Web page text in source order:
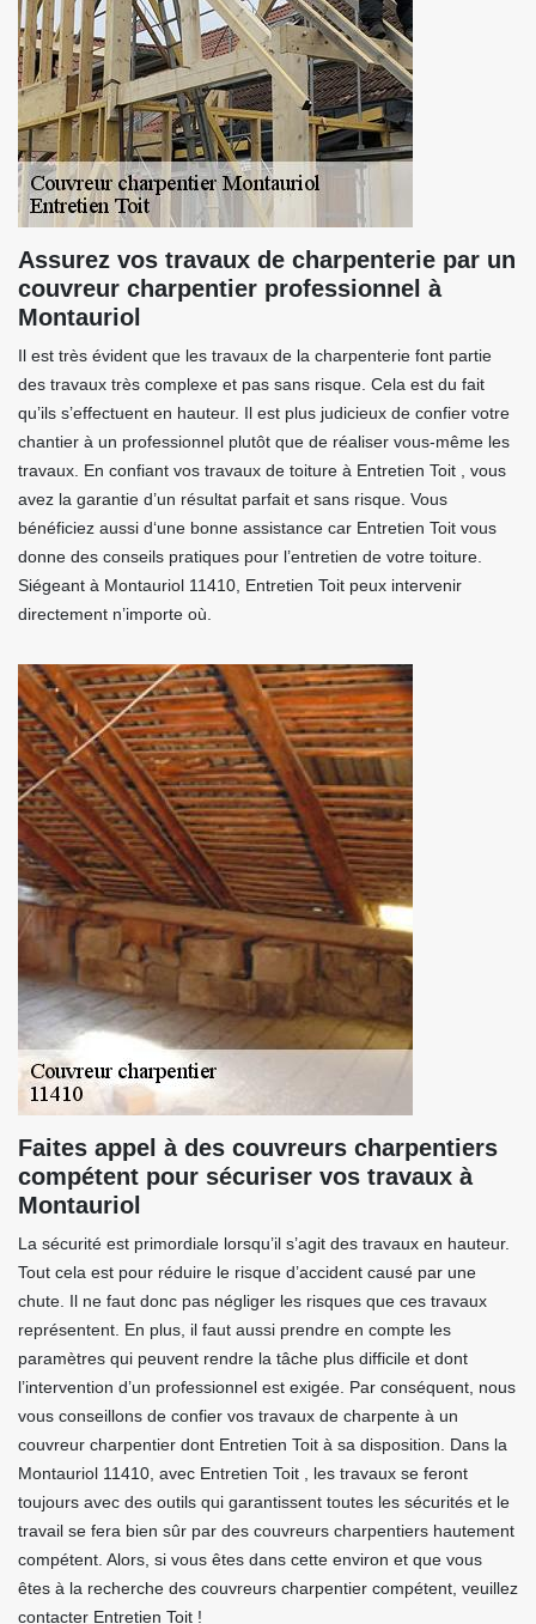
Assurez vos travaux de charpenterie par un
couvreur charpentier professionnel à
Montauriol
Il est très évident que les travaux de la charpenterie font partie
des travaux très complexe et pas sans risque. Cela est du fait
qu’ils s’effectuent en hauteur. Il est plus judicieux de confier votre
chantier à un professionnel plutôt que de réaliser vous-même les
travaux. En confiant vos travaux de toiture à Entretien Toit , vous
avez la garantie d’un résultat parfait et sans risque. Vous
bénéficiez aussi d‘une bonne assistance car Entretien Toit vous
donne des conseils pratiques pour l’entretien de votre toiture.
Siégeant à Montauriol 11410, Entretien Toit peux intervenir
directement n’importe où.
Faites appel à des couvreurs charpentiers
compétent pour sécuriser vos travaux à
Montauriol
La sécurité est primordiale lorsqu’il s’agit des travaux en hauteur.
Tout cela est pour réduire le risque d’accident causé par une
chute. Il ne faut donc pas négliger les risques que ces travaux
représentent. En plus, il faut aussi prendre en compte les
paramètres qui peuvent rendre la tâche plus difficile et dont
l’intervention d’un professionnel est exigée. Par conséquent, nous
vous conseillons de confier vos travaux de charpente à un
couvreur charpentier dont Entretien Toit à sa disposition. Dans la
Montauriol 11410, avec Entretien Toit , les travaux se feront
toujours avec des outils qui garantissent toutes les sécurités et le
travail se fera bien sûr par des couvreurs charpentiers hautement
compétent. Alors, si vous êtes dans cette environ et que vous
êtes à la recherche des couvreurs charpentier compétent, veuillez
contacter Entretien Toit !